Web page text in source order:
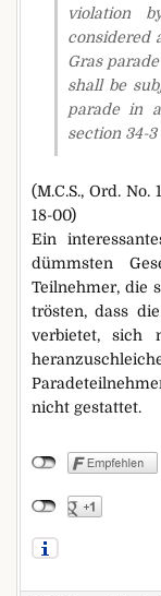
violation
considered
Gras
shall be
parade in
section 34-
(M.C.S., Ord. No.
18-00)
Ein
dümmsten
Teilnehmer, die
trösten, dass
verbietet, sich
nicht gestattet.